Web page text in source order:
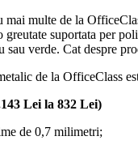
mai multe de la
suportata per
verde. Cat despre
de la OfficeClass
Lei la 832 Lei)
de 0,7 milimetri;